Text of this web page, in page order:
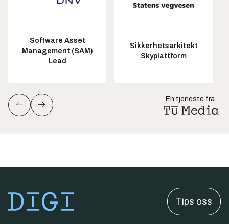
Software Asset
Management (SAM)
Lead
Sikkerhetsarkitekt
Skyplattform
En tjeneste fra
Tips oss